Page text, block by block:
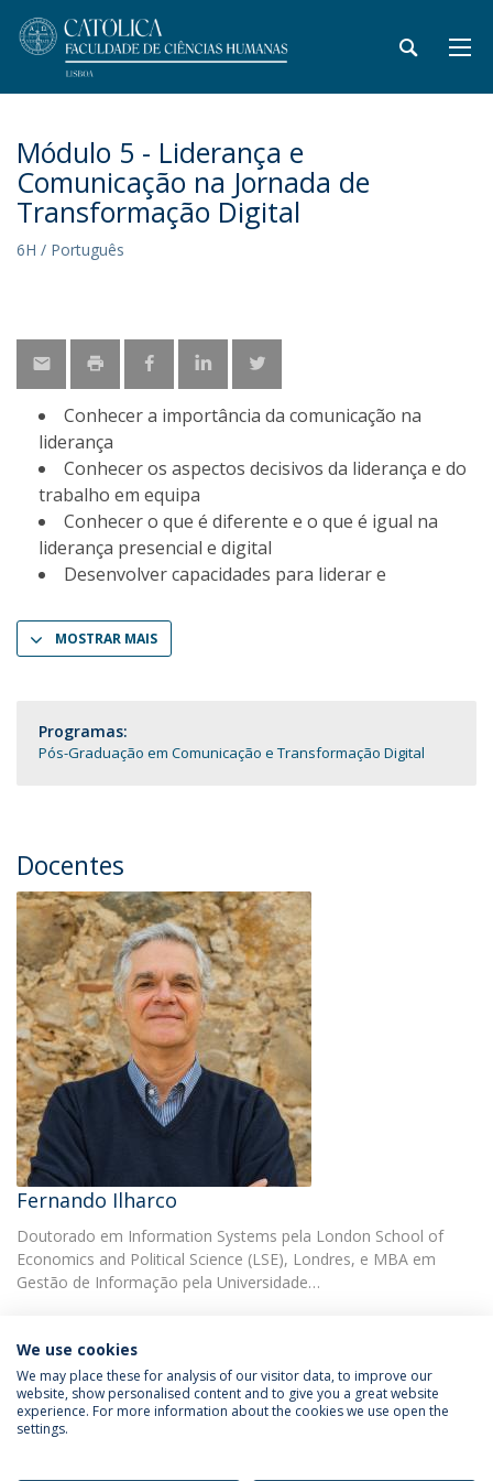
Módulo 5 - Liderança e
Comunicação na Jornada de
Transformação Digital
6H / Português
Conhecer a importância da comunicação na
liderança
Conhecer os aspectos decisivos da liderança e do
trabalho em equipa
Conhecer o que é diferente e o que é igual na
liderança presencial e digital
Desenvolver capacidades para liderar e
MOSTRAR MAIS
Programas:
Pós-Graduação em Comunicação e Transformação Digital
Docentes
Fernando Ilharco
Doutorado em Information Systems pela London School of
Economics and Political Science (LSE), Londres, e MBA em
Gestão de Informação pela Universidade…
Política de Privacidade
Termos & Condições
We use cookies
We may place these for analysis of our visitor data, to improve our
website, show personalised content and to give you a great website
experience. For more information about the cookies we use open the
settings.